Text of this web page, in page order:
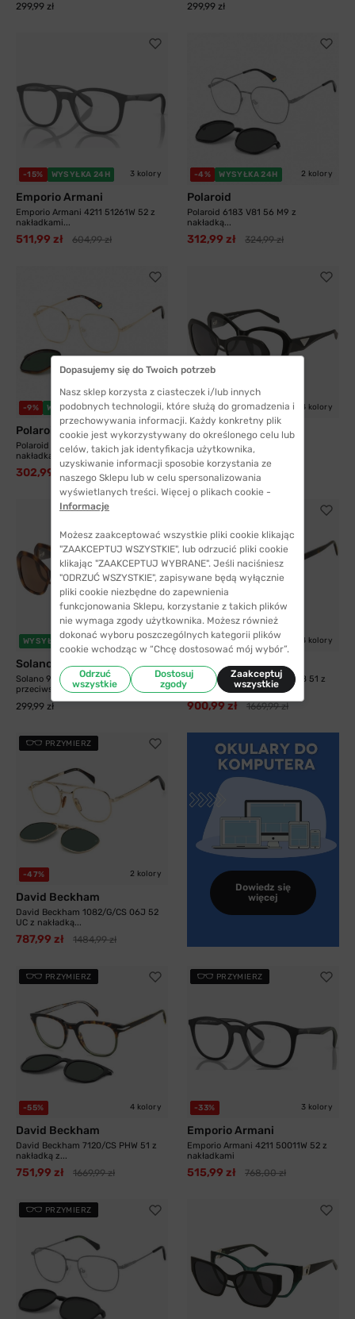
299,99 zł 299,99 zł
-15% WYSYŁKA 24H 3 kolory
Emporio Armani
Emporio Armani 4211 51261W 52 z
nakładkami...
511,99 zł 604,99 zł
-4% WYSYŁKA 24H 2 kolory
Polaroid
Polaroid 6183 V81 56 M9 z
nakładką...
312,99 zł 324,99 zł
-9% WYSYŁKA 24H 2 kolory
Polaroid
Polaroid 6183 06J 56 UC z
nakładką...
302,99 zł 332,99 zł
WYSYŁKA 24H 4 kolory
Solano
Solano 90235 A z nakładką
przeciwsłoneczną z...
299,99 zł
WYSYŁKA 24H 4 kolory
Solano
Solano 90235 B z nakładką
przeciwsłoneczną z...
299,99 zł
-46% WYSYŁKA 24H 4 kolory
David Beckham
David Beckham 7120/CS AB8 51 z
nakładką z...
900,99 zł 1669,99 zł
PRZYMIERZ
-47% 2 kolory
David Beckham
David Beckham 1082/G/CS 06J 52
UC z nakładką...
787,99 zł 1484,99 zł
Dowiedz się
więcej
PRZYMIERZ
-55% 4 kolory
David Beckham
David Beckham 7120/CS PHW 51 z
nakładką z...
751,99 zł 1669,99 zł
PRZYMIERZ
-33% 3 kolory
Emporio Armani
Emporio Armani 4211 50011W 52 z
nakładkami
515,99 zł 768,00 zł
PRZYMIERZ
Dopasujemy się do Twoich potrzeb
Nasz sklep korzysta z ciasteczek i/lub innych
podobnych technologii, które służą do gromadzenia i
przechowywania informacji. Każdy konkretny plik
cookie jest wykorzystywany do określonego celu lub
celów, takich jak identyfikacja użytkownika,
uzyskiwanie informacji sposobie korzystania ze
naszego Sklepu lub w celu spersonalizowania
wyświetlanych treści. Więcej o plikach cookie -
Informacje
Możesz zaakceptować wszystkie pliki cookie klikając
"ZAAKCEPTUJ WSZYSTKIE", lub odrzucić pliki cookie
klikając "ZAAKCEPTUJ WYBRANE". Jeśli naciśniesz
"ODRZUĆ WSZYSTKIE", zapisywane będą wyłącznie
pliki cookie niezbędne do zapewnienia
funkcjonowania Sklepu, korzystanie z takich plików
nie wymaga zgody użytkownika. Możesz również
dokonać wyboru poszczególnych kategorii plików
cookie wchodząc w “Chcę dostosować mój wybór”.
Odrzuć
wszystkie
Dostosuj
zgody
Zaakceptuj
wszystkie